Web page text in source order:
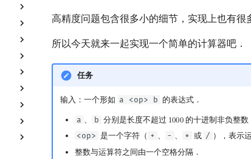
高精度问题包含很多小的细节，实现上也有很
所以今天就来一起实现一个简单的计算器吧．
任务
输入：一个形如 a <op> b 的表达式．
a 、 b 分别是长度不超过 1000
1000 的十进制非负整数
<op> 是一个字符（ + 、 - 、 * 或 / ），表示
整数与运算符之间由一个空格分隔．